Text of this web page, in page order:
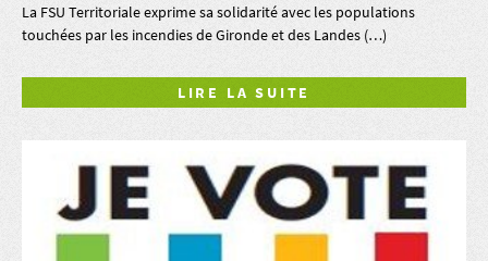
La FSU Territoriale exprime sa solidarité avec les populations
touchées par les incendies de Gironde et des Landes (…)
LIRE LA SUITE